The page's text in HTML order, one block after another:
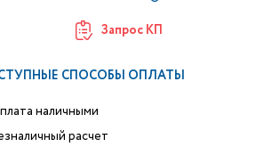
Запрос КП
СПОСОБЫ ОПЛАТЫ
наличными
расчет